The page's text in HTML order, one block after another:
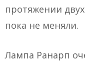
протяжении
пока не меняли.
Лампа Ранарп